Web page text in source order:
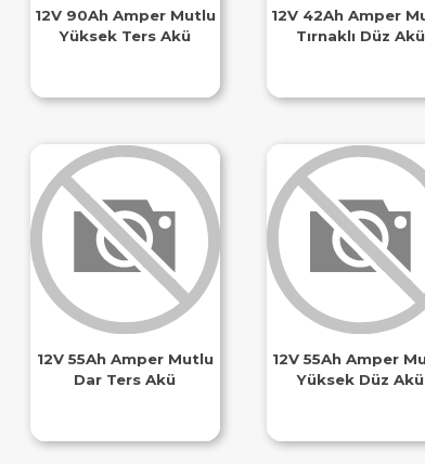
12V 90Ah Amper Mutlu
Yüksek Ters Akü
12V 42Ah Amper
Tırnaklı Düz Akü
12V 55Ah Amper Mutlu
Dar Ters Akü
12V 55Ah Amper
Yüksek Düz Akü